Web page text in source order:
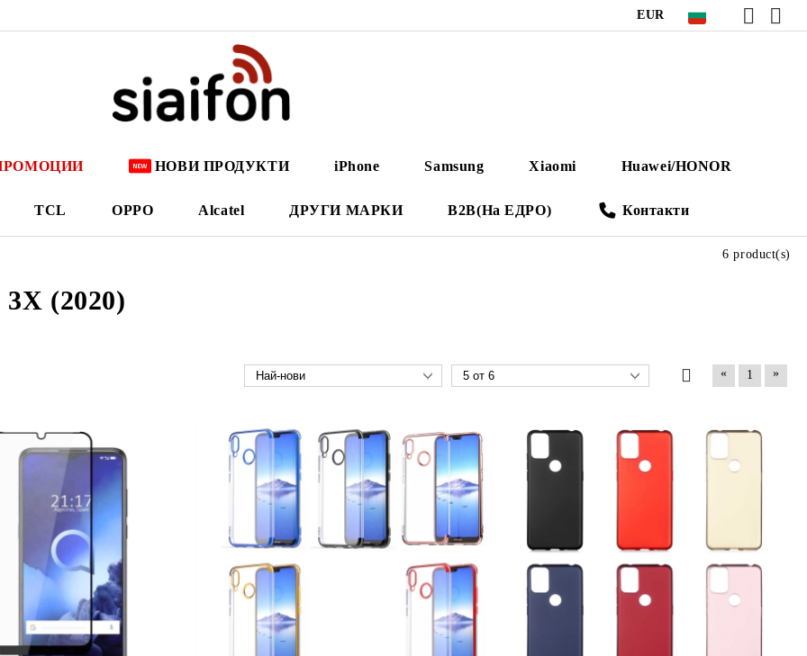
EUR
НОВИ ПРОДУКТИ iPhone Samsung Xiaomi Huawei/HONOR
TCL OPPO Alcatel ДРУГИ МАРКИ B2B(На ЕДРО) Контакти
(2020)
6 product(s)
« 1 »